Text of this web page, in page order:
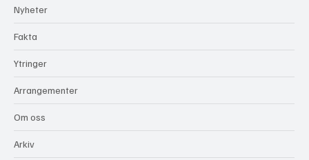
Nyheter
Fakta
Ytringer
Arrangementer
Om oss
Arkiv